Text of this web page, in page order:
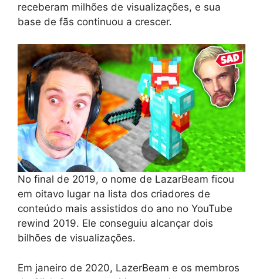
receberam milhões de visualizações, e sua
base de fãs continuou a crescer.
No final de 2019, o nome de LazarBeam ficou
em oitavo lugar na lista dos criadores de
conteúdo mais assistidos do ano no YouTube
rewind 2019. Ele conseguiu alcançar dois
bilhões de visualizações.
Em janeiro de 2020, LazerBeam e os membros